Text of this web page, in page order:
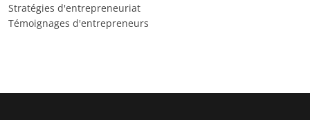
Stratégies d'entrepreneuriat
Témoignages d'entrepreneurs